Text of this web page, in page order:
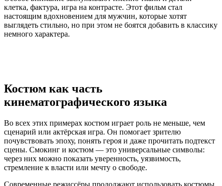
клетка, фактура, игра на контрасте. Этот фильм стал
настоящим вдохновением для мужчин, которые хотят
выглядеть стильно, но при этом не боятся добавить в классику
немного характера.
Костюм как часть
кинематографического языка
Во всех этих примерах костюм играет роль не меньше, чем
сценарий или актёрская игра. Он помогает зрителю
почувствовать эпоху, понять героя и даже прочитать подтекст
сцены. Смокинг и костюм — это универсальные символы:
через них можно показать уверенность, уязвимость,
стремление к власти или мечту о свободе.
Современные режиссёры продолжают использовать костюмы